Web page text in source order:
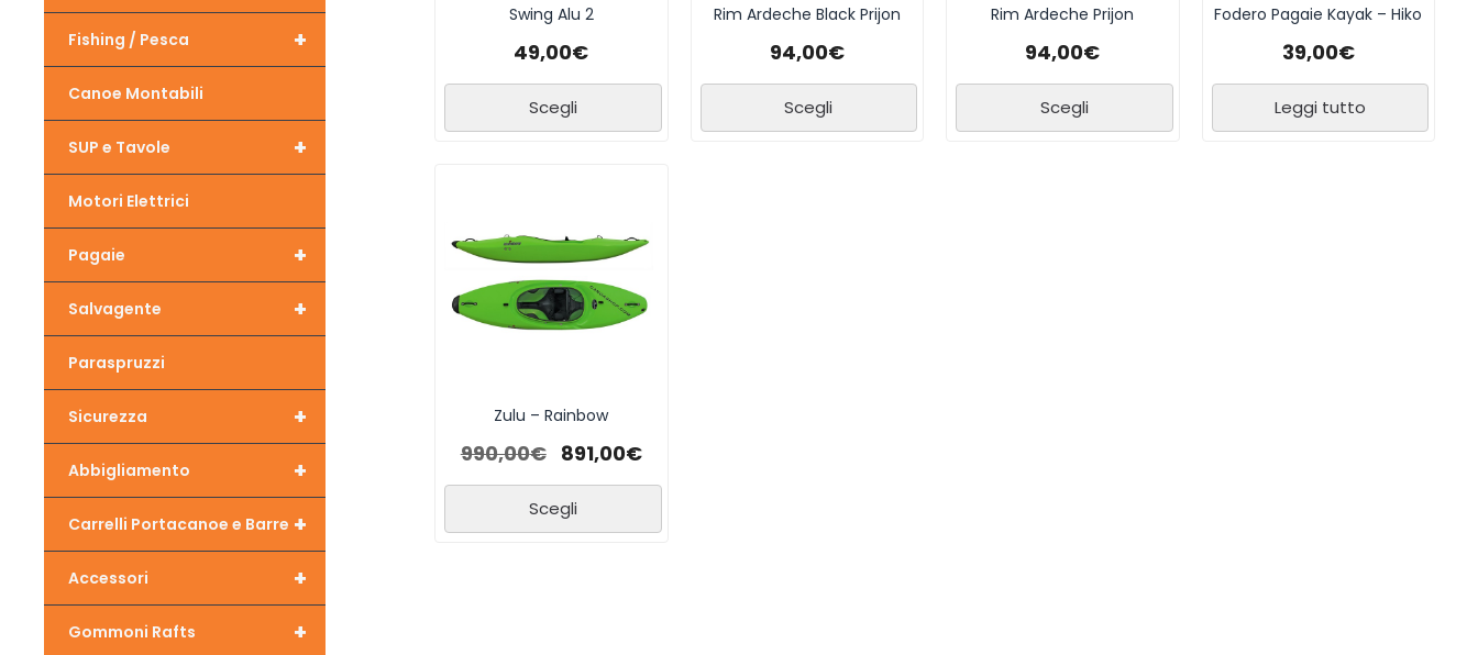
Swing Alu 2
49,00€
Scegli
Rim Ardeche Black Prijon
94,00€
Scegli
Rim Ardeche Prijon
94,00€
Scegli
Fodero Pagaie Kayak – Hiko
39,00€
Leggi tutto
Zulu – Rainbow
990,00€ 891,00€
Scegli
+
Fishing / Pesca
Canoe Montabili
+
SUP e Tavole
Motori Elettrici
+
Pagaie
+
Salvagente
Paraspruzzi
+
Sicurezza
+
Abbigliamento
+
Carrelli Portacanoe e Barre
+
Accessori
+
Gommoni Rafts